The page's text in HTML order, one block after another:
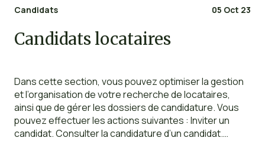
Candidats 05 Oct 23
Candidats locataires
Dans cette section, vous pouvez optimiser la gestion
et l’organisation de votre recherche de locataires,
ainsi que de gérer les dossiers de candidature. Vous
pouvez effectuer les actions suivantes : Inviter un
candidat. Consulter la candidature d’un candidat.